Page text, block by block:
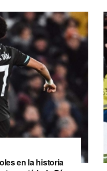
en la historia